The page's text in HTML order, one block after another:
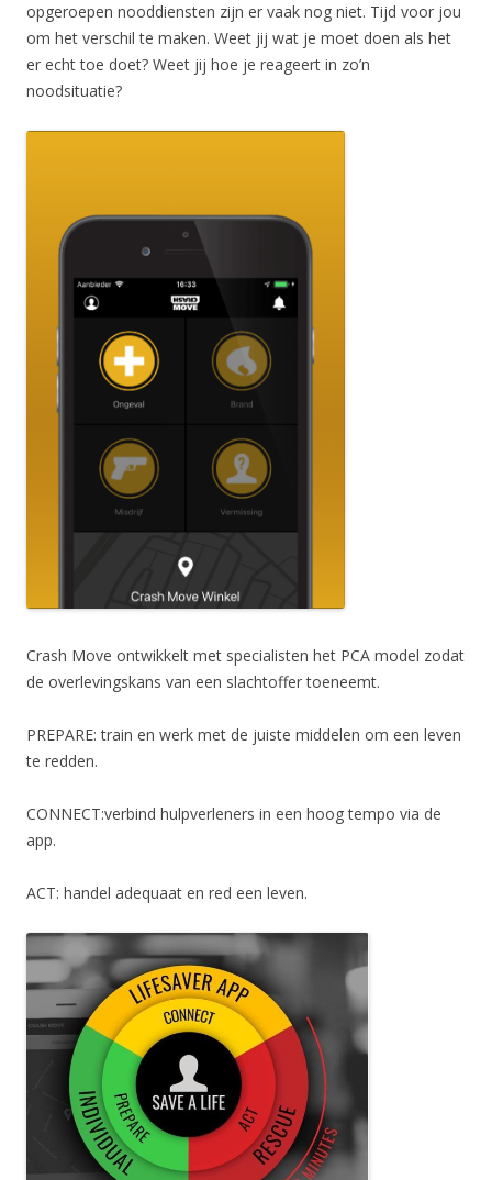
opgeroepen nooddiensten zijn er vaak nog niet. Tijd voor jou
om het verschil te maken. Weet jij wat je moet doen als het
er echt toe doet? Weet jij hoe je reageert in zo’n
noodsituatie?
Crash Move ontwikkelt met specialisten het PCA model zodat
de overlevingskans van een slachtoffer toeneemt.
PREPARE: train en werk met de juiste middelen om een leven
te redden.
CONNECT:verbind hulpverleners in een hoog tempo via de
app.
ACT: handel adequaat en red een leven.